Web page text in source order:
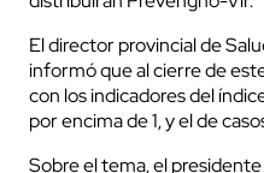
El director provincial de
informó que al cierre de
con los indicadores del
por encima de 1, y el de
Sobre el tema, el